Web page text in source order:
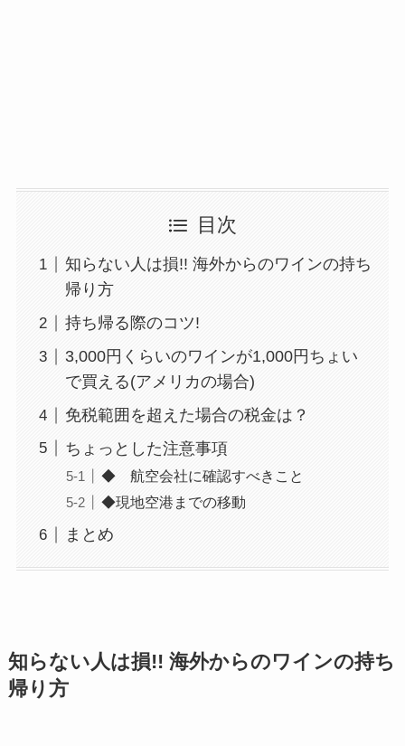
目次
知らない人は損!! 海外からのワインの持ち
帰り方
持ち帰る際のコツ!
3,000円くらいのワインが1,000円ちょい
で買える(アメリカの場合)
免税範囲を超えた場合の税金は？
ちょっとした注意事項
◆ 航空会社に確認すべきこと
◆現地空港までの移動
まとめ
知らない人は損!! 海外からのワインの持ち
帰り方